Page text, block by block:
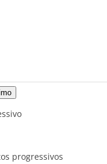
progressivos